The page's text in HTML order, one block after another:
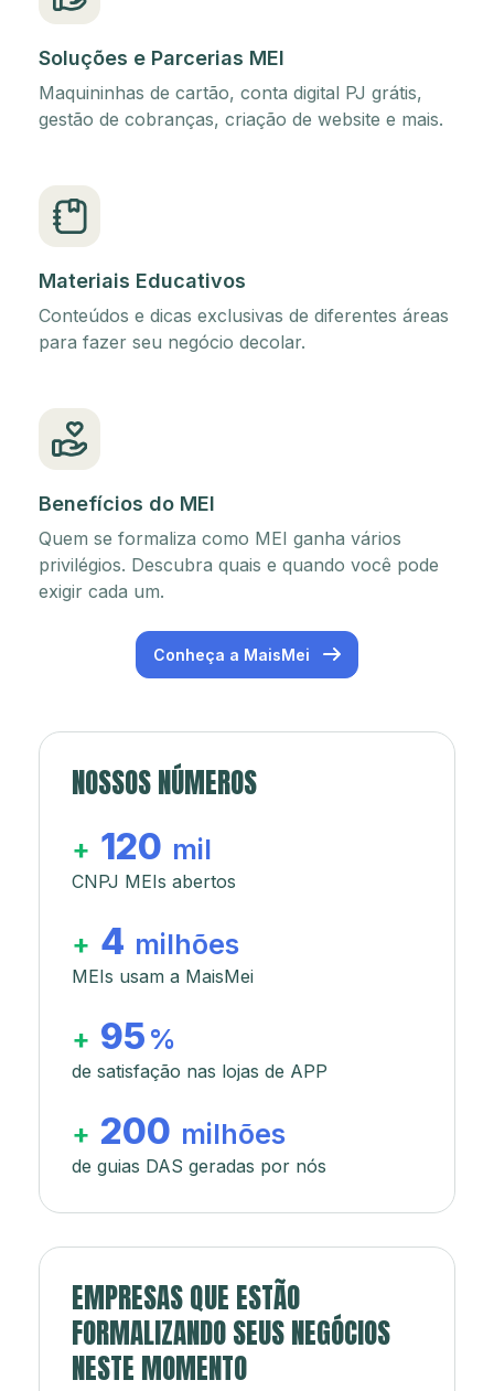
Soluções e Parcerias MEI
Maquininhas de cartão, conta digital PJ grátis,
gestão de cobranças, criação de website e mais.
Materiais Educativos
Conteúdos e dicas exclusivas de diferentes áreas
para fazer seu negócio decolar.
Benefícios do MEI
Quem se formaliza como MEI ganha vários
privilégios. Descubra quais e quando você pode
exigir cada um.
Conheça a MaisMei
NOSSOS NÚMEROS
+ 120 mil
CNPJ MEIs abertos
+ 4 milhões
MEIs usam a MaisMei
+ 95 %
de satisfação nas lojas de APP
+ 200 milhões
de guias DAS geradas por nós
EMPRESAS QUE ESTÃO
FORMALIZANDO SEUS NEGÓCIOS
NESTE MOMENTO